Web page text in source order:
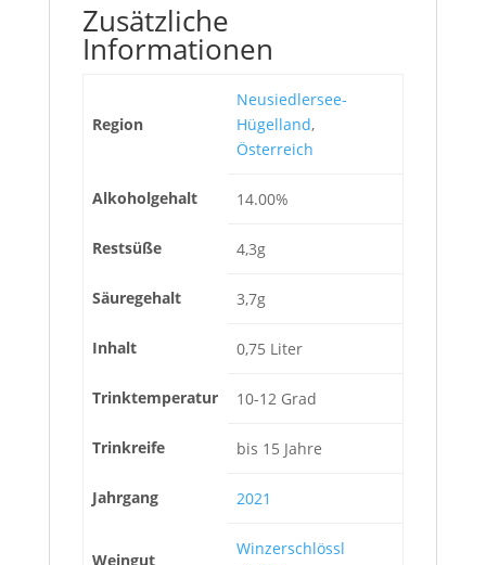
Zusätzliche
Informationen
Region
Neusiedlersee-
Hügelland,
Österreich
Alkoholgehalt 14.00%
Restsüße 4,3g
Säuregehalt 3,7g
Inhalt 0,75 Liter
Trinktemperatur 10-12 Grad
Trinkreife bis 15 Jahre
Jahrgang 2021
Weingut
Winzerschlössl